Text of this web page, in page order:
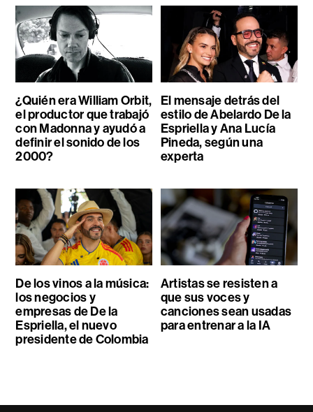
¿Quién era William Orbit,
el productor que trabajó
con Madonna y ayudó a
definir el sonido de los
2000?
El mensaje detrás del
estilo de Abelardo De la
Espriella y Ana Lucía
Pineda, según una
experta
De los vinos a la música:
los negocios y
empresas de De la
Espriella, el nuevo
presidente de Colombia
Artistas se resisten a
que sus voces y
canciones sean usadas
para entrenar a la IA